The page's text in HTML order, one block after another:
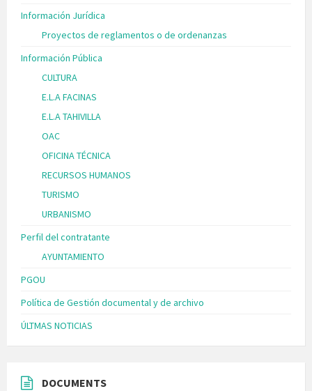
Información Jurídica
Proyectos de reglamentos o de ordenanzas
Información Pública
CULTURA
E.L.A FACINAS
E.L.A TAHIVILLA
OAC
OFICINA TÉCNICA
RECURSOS HUMANOS
TURISMO
URBANISMO
Perfil del contratante
AYUNTAMIENTO
PGOU
Política de Gestión documental y de archivo
ÚLTMAS NOTICIAS
DOCUMENTS